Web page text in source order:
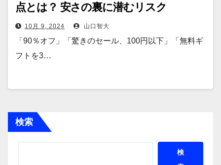
点とは？ 安さの裏に潜むリスク
10月 9, 2024 山口智大
「90％オフ」「驚きのセール、100円以下」「無料ギ
フトを3…
検索
検